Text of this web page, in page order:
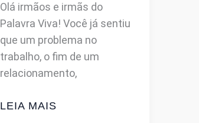
Olá irmãos e irmãs do
Palavra Viva! Você já sentiu
que um problema no
trabalho, o fim de um
relacionamento,
O
LEIA MAIS